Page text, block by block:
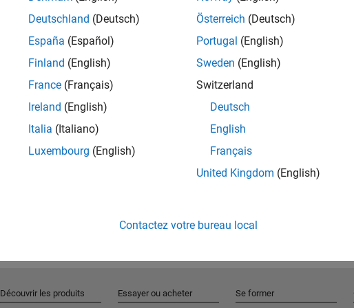
Recevez
Deutschland (Deutsch)
España (Español)
Finland (English)
France (Français)
Ireland (English)
Italia (Italiano)
Luxembourg (English)
Österreich (Deutsch)
Portugal (English)
Sweden (English)
Switzerland
Deutsch
English
Français
United Kingdom (English)
Contactez votre bureau local
Découvrir les produits Essayer ou acheter Se former